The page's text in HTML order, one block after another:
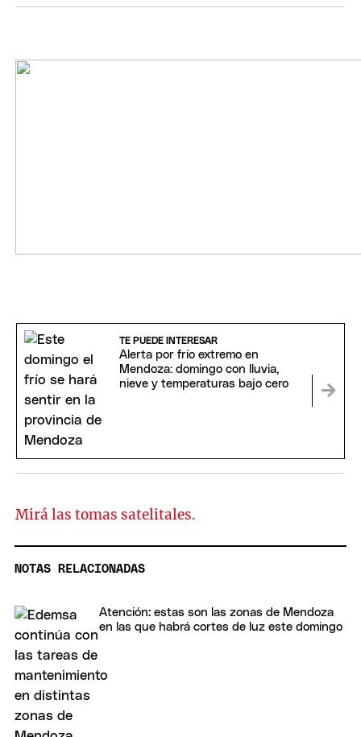
TE PUEDE INTERESAR
Alerta por frío extremo en
Mendoza: domingo con lluvia,
nieve y temperaturas bajo cero
Mirá las tomas satelitales.
NOTAS RELACIONADAS
Atención: estas son las zonas de Mendoza
en las que habrá cortes de luz este domingo